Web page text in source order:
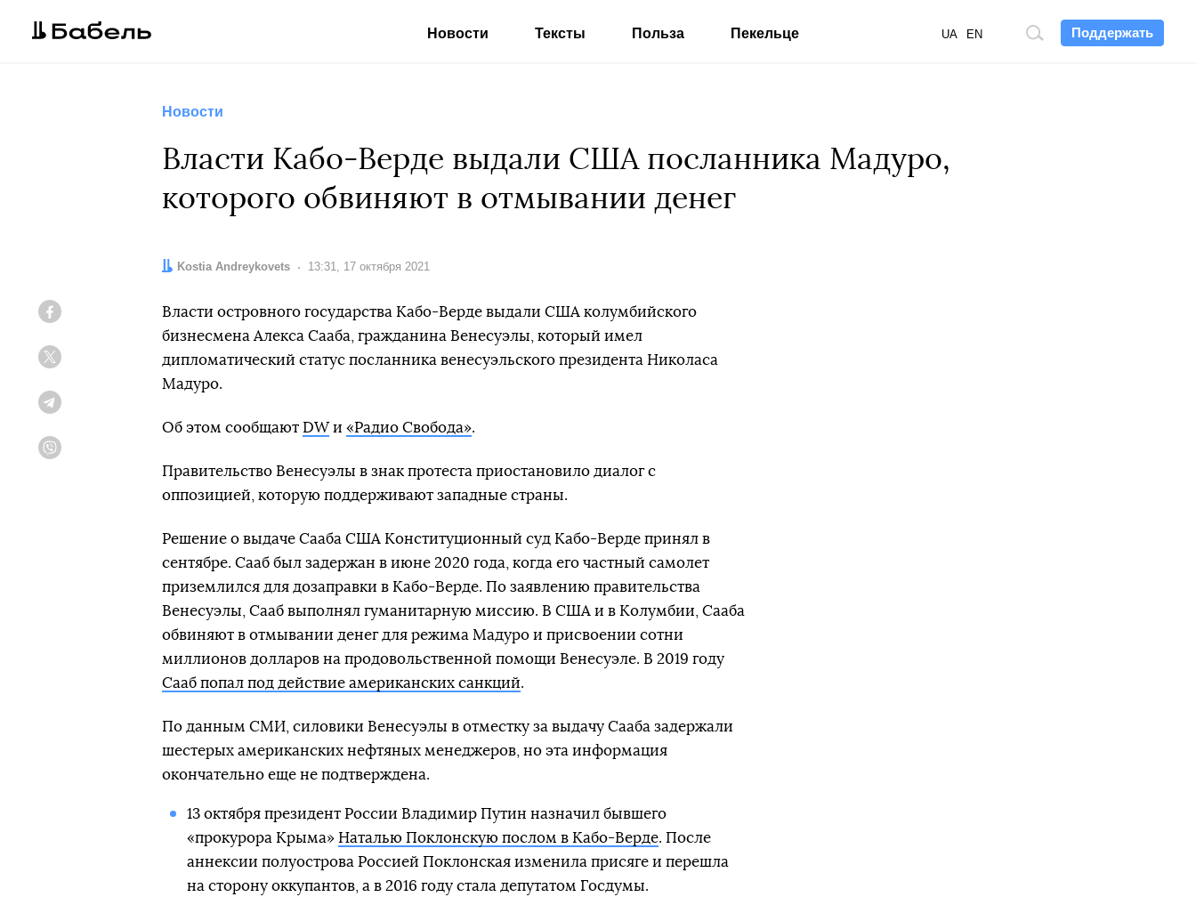
Поддержать
Поиск
UA EN
Новости Тексты Польза Пекельце
Новости
Власти Кабо-Верде выдали США посланника Мадуро,
которого обвиняют в отмывании денег
Автор:
Kostia Andreykovets Дата:
13:31, 17 октября 2021
Власти островного государства Кабо-Верде выдали США колумбийского
бизнесмена Алекса Сааба, гражданина Венесуэлы, который имел
дипломатический статус посланника венесуэльского президента Николаса
Мадуро.
Об этом сообщают DWи «Радио Свобода».
Правительство Венесуэлы в знак протеста приостановило диалог с
оппозицией, которую поддерживают западные страны.
Решение о выдаче Сааба США Конституционный суд Кабо-Верде принял в
сентябре. Сааб был задержан в июне 2020 года, когда его частный самолет
приземлился для дозаправки в Кабо-Верде. По заявлению правительства
Венесуэлы, Сааб выполнял гуманитарную миссию. В США и в Колумбии, Сааба
обвиняют в отмывании денег для режима Мадуро и присвоении сотни
миллионов долларов на продовольственной помощи Венесуэле. В 2019 году
Сааб попал под действие американских санкций.
По данным СМИ, силовики Венесуэлы в отместку за выдачу Сааба задержали
шестерых американских нефтяных менеджеров, но эта информация
окончательно еще не подтверждена.
13 октября президент России Владимир Путин назначил бывшего
«прокурора Крыма» Наталью Поклонскую послом в Кабо-Верде. После
аннексии полуострова Россией Поклонская изменила присяге и перешла
на сторону оккупантов, а в 2016 году стала депутатом Госдумы.